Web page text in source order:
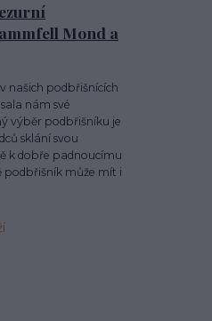
Mond a
našich podbřišnících
nám své
výběr podbřišníku je
sklání svou
k dobře padnoucímu
podbřišník může mít i